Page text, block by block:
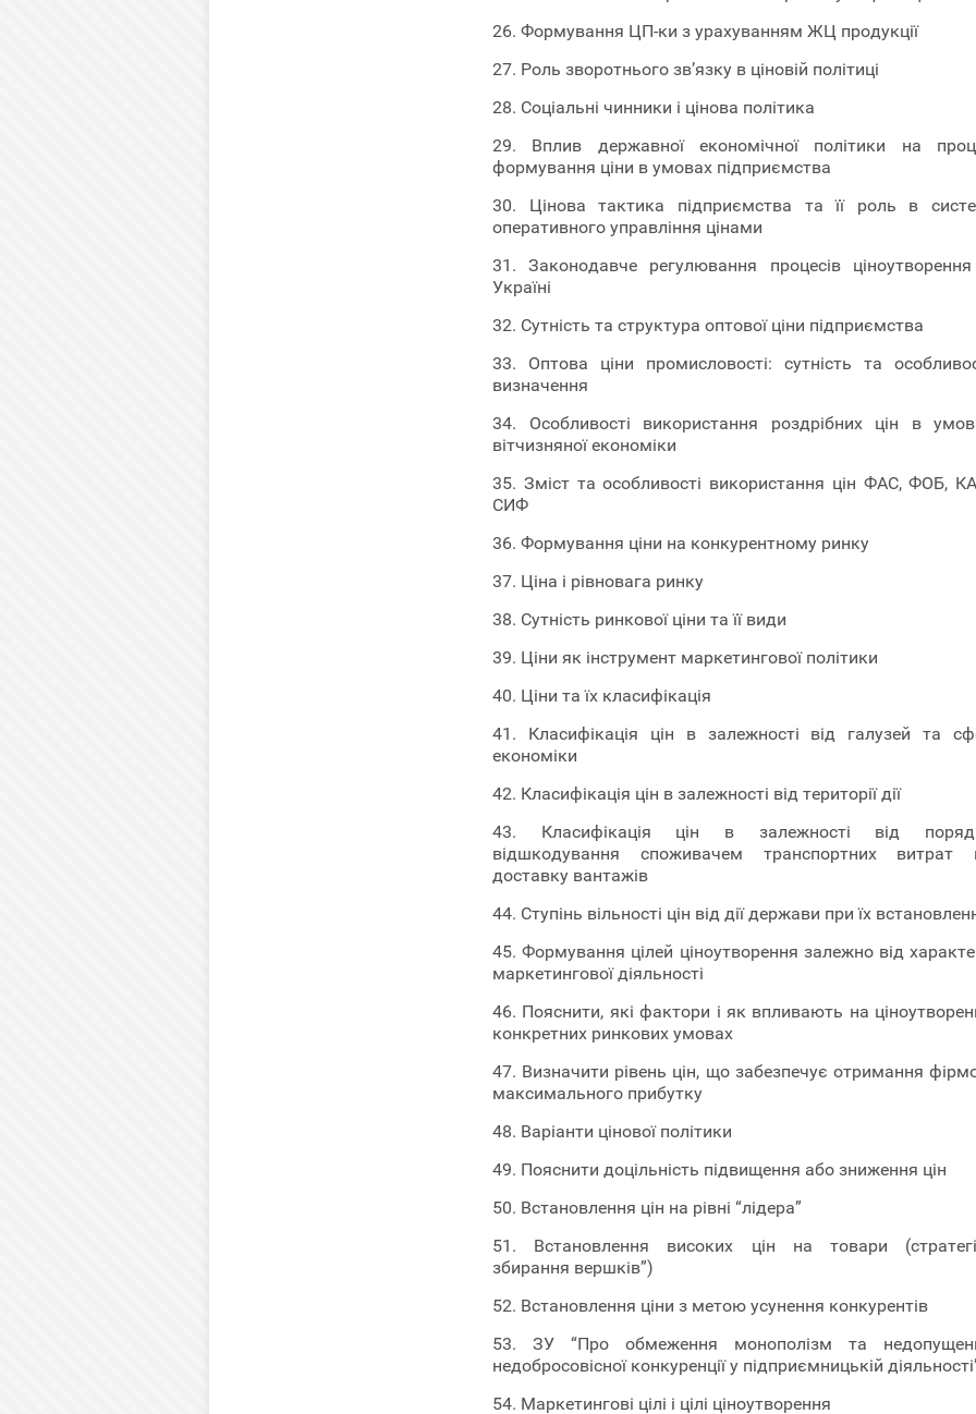
26. Формування ЦП-ки з урахуванням ЖЦ продукції
27. Роль зворотнього зв’язку в ціновій політиці
28. Соціальні чинники і цінова політика
29. Вплив державної економічної політики на
формування ціни в умовах підприємства
30. Цінова тактика підприємства та її роль в
оперативного управління цінами
31. Законодавче регулювання процесів
Україні
32. Сутність та структура оптової ціни підприємства
33. Оптова ціни промисловості: сутність та
визначення
34. Особливості використання роздрібних цін в
вітчизняної економіки
35. Зміст та особливості використання цін ФАС, ФОБ,
СИФ
36. Формування ціни на конкурентному ринку
37. Ціна і рівновага ринку
38. Сутність ринкової ціни та її види
39. Ціни як інструмент маркетингової політики
40. Ціни та їх класифікація
41. Класифікація цін в залежності від галузей та
економіки
42. Класифікація цін в залежності від території дії
43. Класифікація цін в залежності від
відшкодування споживачем транспортних витрат
доставку вантажів
44. Ступінь вільності цін від дії держави при їх
45. Формування цілей ціноутворення залежно від
маркетингової діяльності
46. Пояснити, які фактори і як впливають на
конкретних ринкових умовах
47. Визначити рівень цін, що забезпечує отримання
максимального прибутку
48. Варіанти цінової політики
49. Пояснити доцільність підвищення або зниження цін
50. Встановлення цін на рівні “лідера”
51. Встановлення високих цін на товари
збирання вершків”)
52. Встановлення ціни з метою усунення конкурентів
53. ЗУ “Про обмеження монополізм та
недобросовісної конкуренції у підприємницькій
54. Маркетингові цілі і цілі ціноутворення